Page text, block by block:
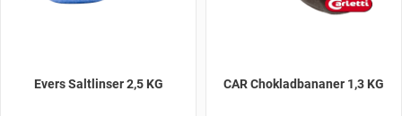
Evers Saltlinser 2,5 KG CAR Chokladbananer 1,3 KG